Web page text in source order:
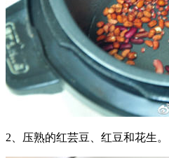
2、压熟的红芸豆、红豆和花生。